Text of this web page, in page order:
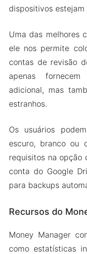
dispositivos estejam
Uma das melhores
ele nos permite
contas de revisão
apenas
adicional, mas
estranhos.
Os usuários
escuro, branco ou
requisitos na opção
conta do Google
para backups
Recursos do
Money Manager
como estatísticas